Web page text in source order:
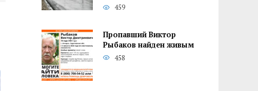
459
Пропавший Виктор
Рыбаков найден живым
458